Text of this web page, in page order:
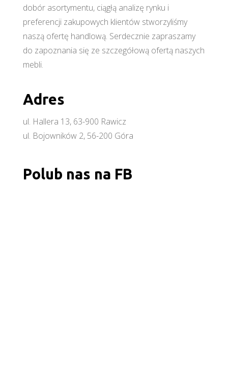
dobór asortymentu, ciągłą analizę rynku i
preferencji zakupowych klientów stworzyliśmy
naszą ofertę handlową. Serdecznie zapraszamy
do zapoznania się ze szczegółową ofertą naszych
mebli.
Adres
ul. Hallera 13, 63-900 Rawicz
ul. Bojowników 2, 56-200 Góra
Polub nas na FB